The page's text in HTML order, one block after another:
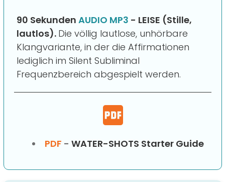
90 Sekunden AUDIO MP3 - LEISE (Stille,
lautlos). Die völlig lautlose, unhörbare
Klangvariante, in der die Affirmationen
lediglich im Silent Subliminal
Frequenzbereich abgespielt werden.
PDF - WATER-SHOTS Starter Guide